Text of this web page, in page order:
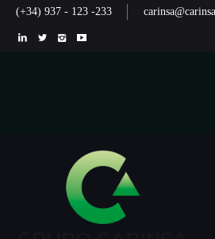
(+34) 937 - 123 -233